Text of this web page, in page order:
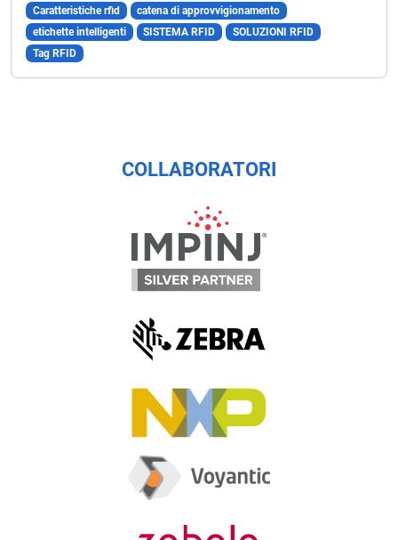
Caratteristiche rfid
catena di approvvigionamento
etichette intelligenti
SISTEMA RFID
SOLUZIONI RFID
Tag RFID
COLLABORATORI